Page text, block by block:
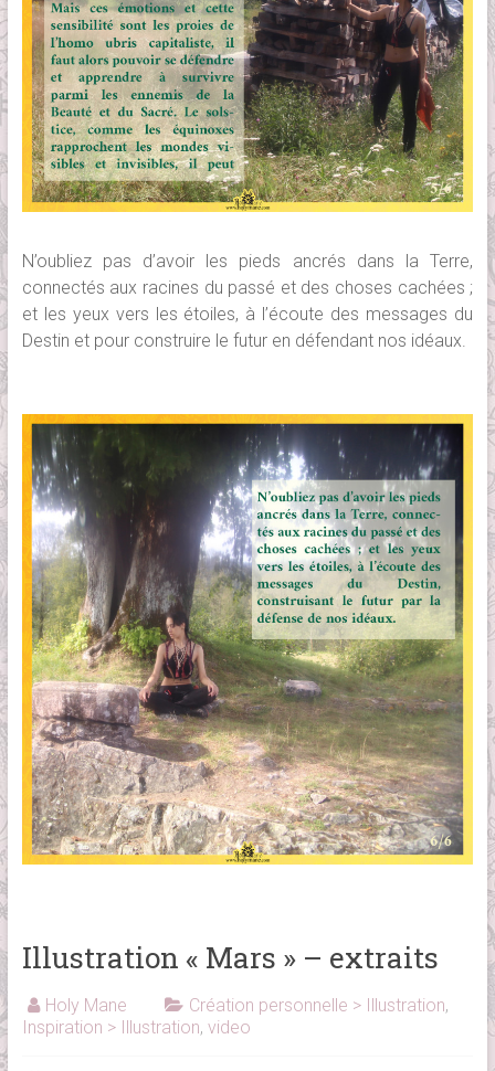
N’oubliez pas d’avoir les pieds ancrés dans la Terre,
connectés aux racines du passé et des choses cachées ;
et les yeux vers les étoiles, à l’écoute des messages du
Destin et pour construire le futur en défendant nos idéaux.
Illustration « Mars » – extraits
Holy Mane Création personnelle > Illustration,
Inspiration > Illustration, video